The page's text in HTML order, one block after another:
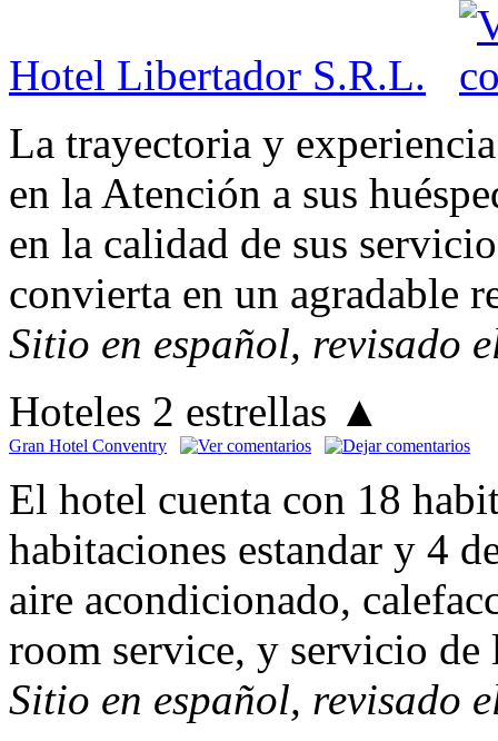
Hotel Libertador S.R.L.
La trayectoria y
en la Atención a sus
en la calidad de sus
convierta en un agradable
Sitio en español, revisado
Hoteles 2 estrellas ▲
Gran Hotel Conventry
El hotel cuenta con 18
habitaciones estandar y 4
aire acondicionado,
room service, y servicio de
Sitio en español, revisado